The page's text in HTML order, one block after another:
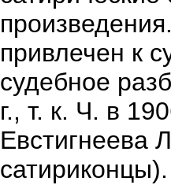
привлечен к
судебное
г., т. к. Ч. в
Евстигнеева
сатириконцы).